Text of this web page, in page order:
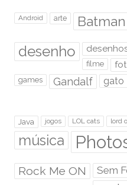
Android arte Batman
desenho
filme
games Gandalf gato
Java jogos LOL cats lord
música
Rock Me ON Sem